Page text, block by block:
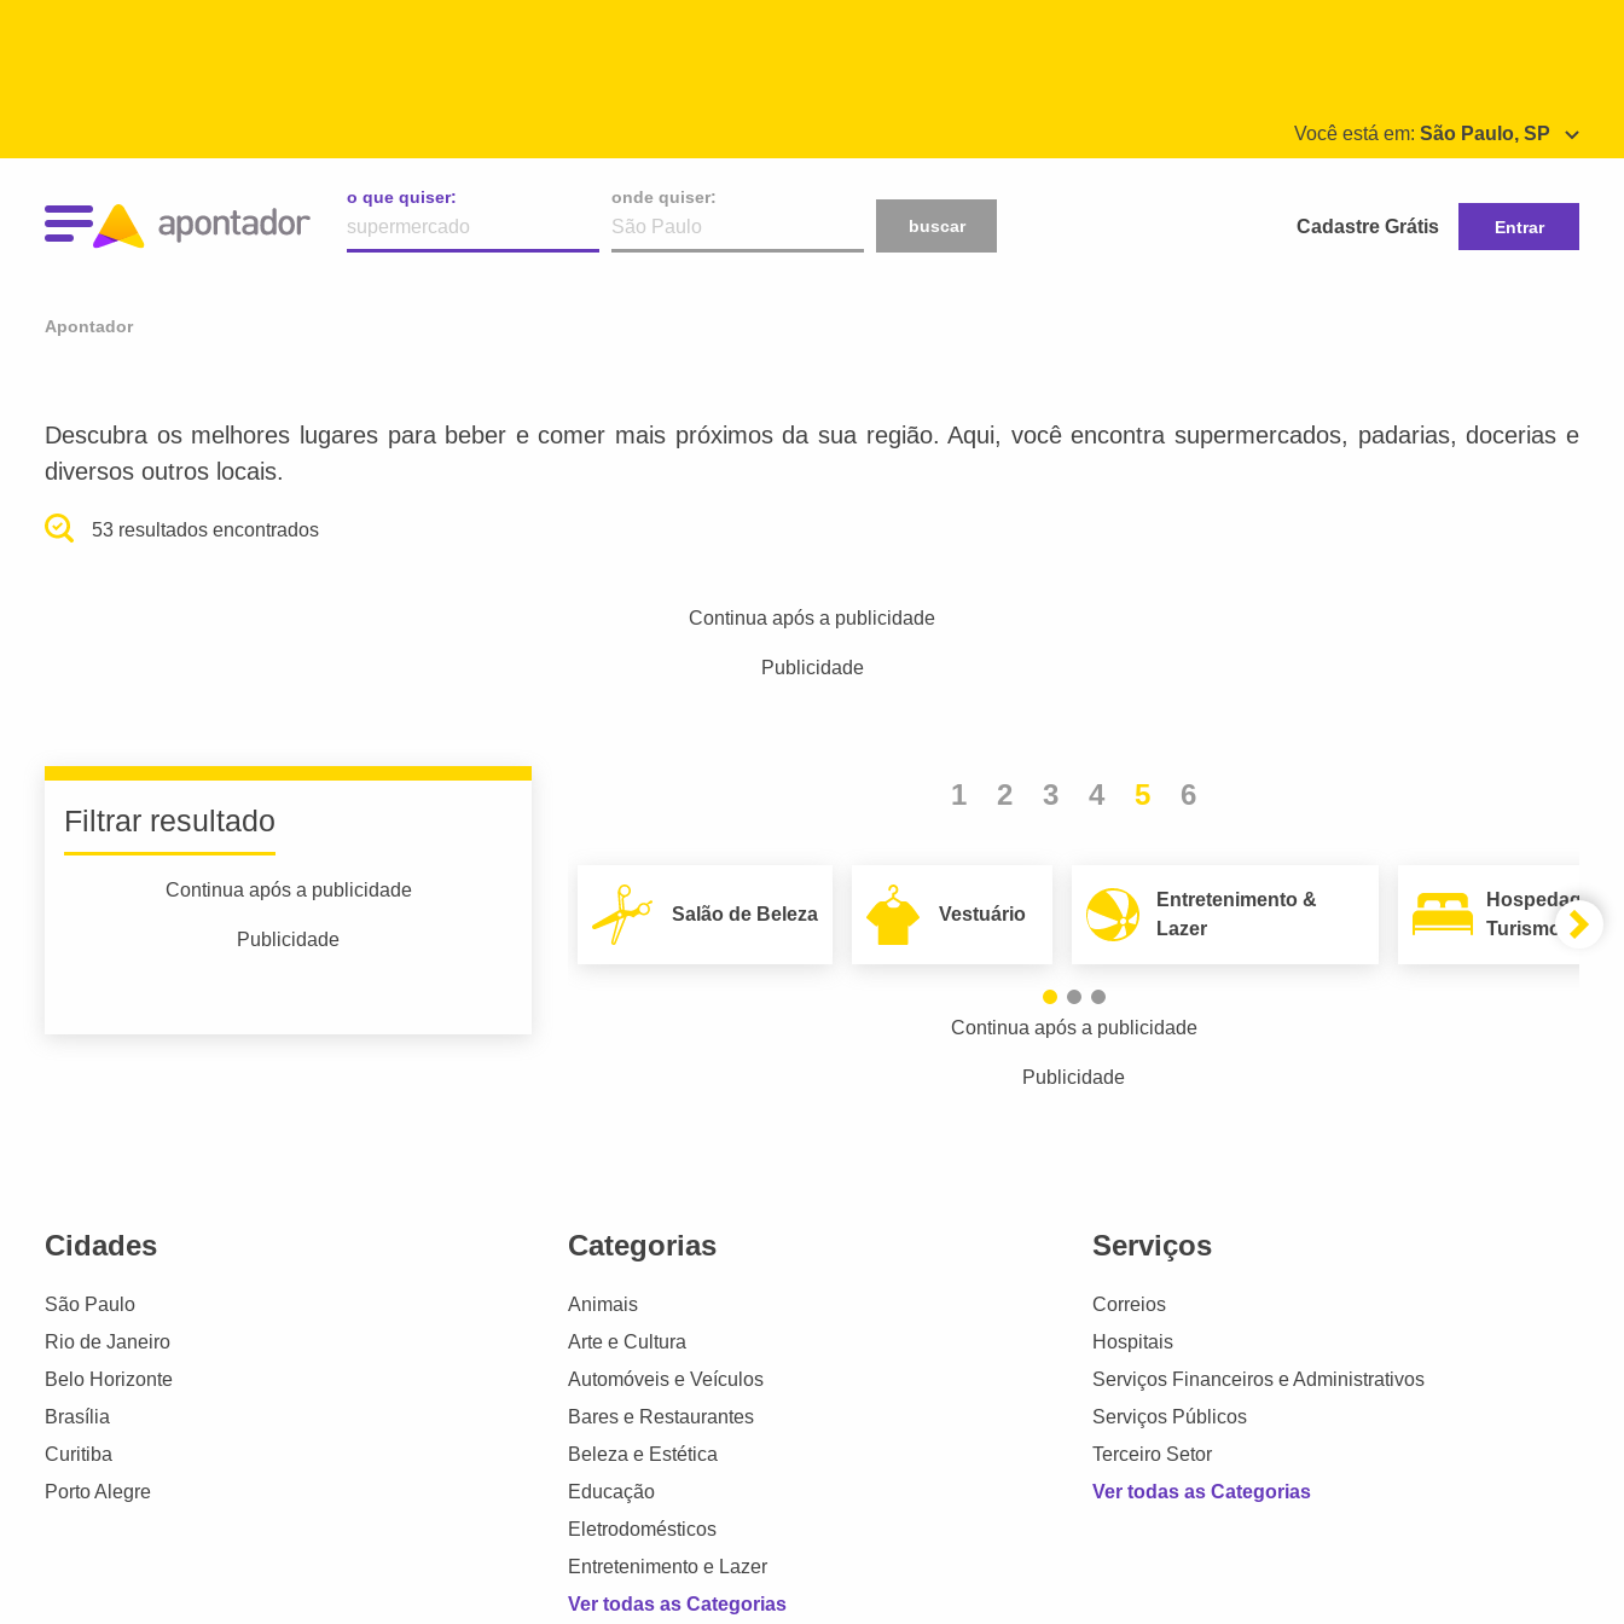
Você está em: São Paulo, SP
o que quiser:
onde quiser:
buscar
Cadastre Grátis Entrar
Apontador
Descubra os melhores lugares para beber e comer mais próximos da sua região. Aqui, você encontra supermercados, padarias, docerias e
diversos outros locais.
53 resultados encontrados
Continua após a publicidade
Publicidade
Filtrar resultado
Continua após a publicidade
Publicidade
1 2 3 4 5 6
Salão de Beleza Vestuário
Entretenimento &
Lazer
Hospedagem
Turismo
Continua após a publicidade
Publicidade
Cidades
São Paulo
Rio de Janeiro
Belo Horizonte
Brasília
Curitiba
Porto Alegre
Categorias
Animais
Arte e Cultura
Automóveis e Veículos
Bares e Restaurantes
Beleza e Estética
Educação
Eletrodomésticos
Entretenimento e Lazer
Ver todas as Categorias
Serviços
Correios
Hospitais
Serviços Financeiros e Administrativos
Serviços Públicos
Terceiro Setor
Ver todas as Categorias